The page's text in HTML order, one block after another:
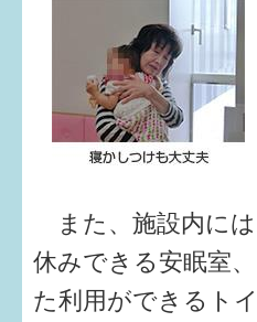
また、施設内に
休みできる安眠室
た利用ができるト